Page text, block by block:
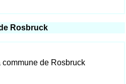
Rosbruck
de Rosbruck